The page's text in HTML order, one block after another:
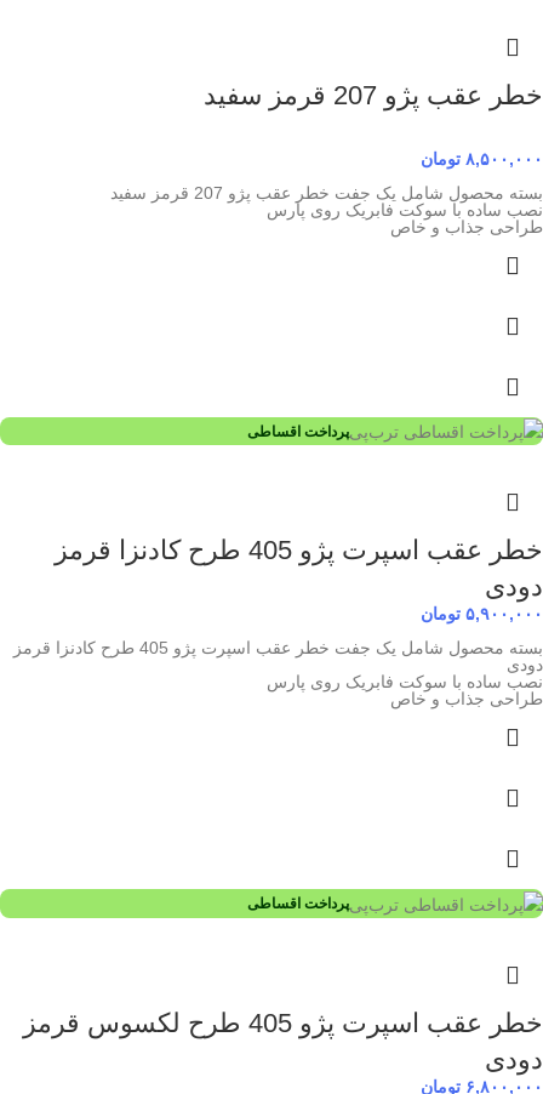
خطر عقب پژو 207 قرمز سفید
۸,۵۰۰,۰۰۰ تومان
بسته محصول شامل یک جفت خطر عقب پژو 207 قرمز سفید
نصب ساده با سوکت فابریک روی پارس
طراحی جذاب و خاص
پرداخت اقساطی
خطر عقب اسپرت پژو 405 طرح کادنزا قرمز
دودی
۵,۹۰۰,۰۰۰ تومان
بسته محصول شامل یک جفت خطر عقب اسپرت پژو 405 طرح کادنزا قرمز
دودی
نصب ساده با سوکت فابریک روی پارس
طراحی جذاب و خاص
پرداخت اقساطی
خطر عقب اسپرت پژو 405 طرح لکسوس قرمز
دودی
۶,۸۰۰,۰۰۰ تومان